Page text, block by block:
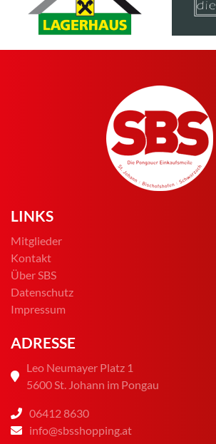
LINKS
Mitglieder
Kontakt
Über SBS
Datenschutz
Impressum
ADRESSE
Leo Neumayer Platz 1
5600 St. Johann im Pongau
06412 8630
info@sbsshopping.at